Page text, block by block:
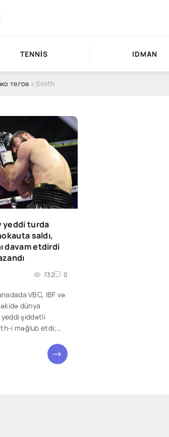
TENNIS IDMAN
тегов » Smith
yeddi turda
saldı,
davam etdirdi
732 0
VBC, IBF və
dünya
yeddi şiddətli
i məğlub etdi;
yüzdə 100
üçün onu iki